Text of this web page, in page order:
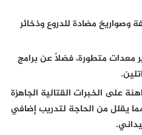
وصواريخ مضادة للدروع وذخائر
معدات متطورة، فضلاً عن برامج
على الخبرات القتالية الجاهزة
مما يقلل من الحاجة لتدريب إضافي